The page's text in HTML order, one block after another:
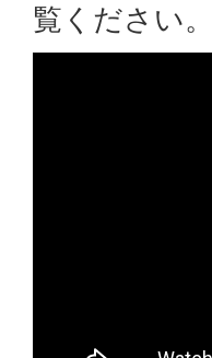
覧ください。